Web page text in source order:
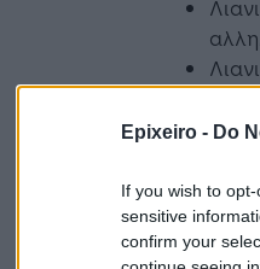
Epixeiro - Do
If you wish to
sensitive
confirm your
Οι
αύξηση
σχέση με